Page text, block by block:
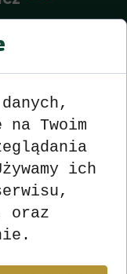
<<<
<<<
<<<
<<<
<<<
na Twoim
ich
oraz